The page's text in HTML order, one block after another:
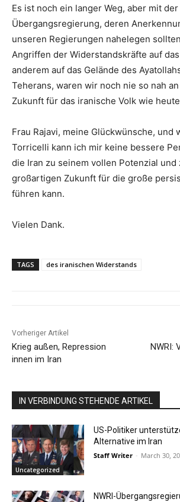
Es ist noch ein langer Weg, aber mit
Übergangsregierung, deren
unseren Regierungen nahelegen
Angriffen der Widerstandskräfte auf
anderem auf das Gelände des
Teherans, waren wir noch nie so nah
Zukunft für das iranische Volk wie
Frau Rajavi, meine Glückwünsche, und
Torricelli kann ich mir keine bessere
die Iran zu seinem vollen Potenzial und
großartigen Zukunft für die große
führen kann.
Vielen Dank.
TAGS des iranischen Widerstands
Vorheriger Artikel
Krieg außen, Repression
innen im Iran
NWRI:
IN VERBINDUNG STEHENDE ARTIKEL
Uncategorized
US-Politiker
Alternative im Iran
Staff Writer - March 30,
NWRI-